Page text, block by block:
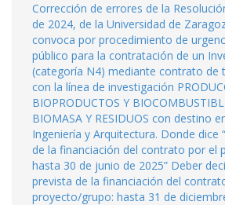
Corrección de errores de la
de 2024, de la Universidad de
convoca por procedimiento de
público para la contratación de un
(categoría N4) mediante contrato de
con la línea de investigación
BIOPRODUCTOS Y
BIOMASA Y RESIDUOS con destino
Ingeniería y Arquitectura. Donde dice
de la financiación del contrato por el
hasta 30 de junio de 2025” Deber
prevista de la financiación del
proyecto/grupo: hasta 31 de